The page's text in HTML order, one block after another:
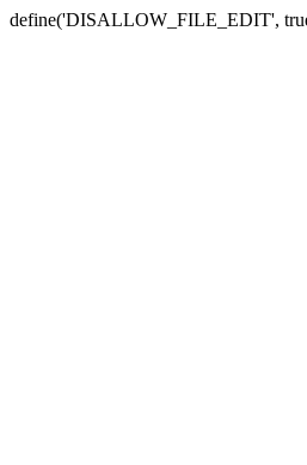
define('DISALLOW_FILE_EDIT',